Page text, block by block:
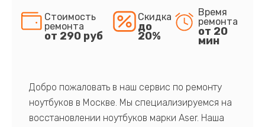
Стоимость
ремонта
от 290 руб
Скидка
до
20%
Время
ремонта
от 20
мин
Добро пожаловать в наш сервис по ремонту
ноутбуков в Москве. Мы специализируемся на
восстановлении ноутбуков марки Aser. Наша